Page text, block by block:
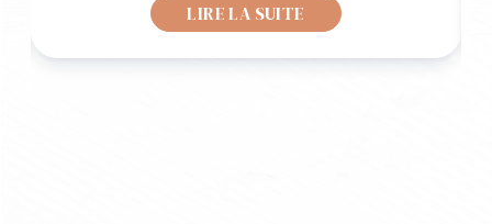
69.00
CHF
LIRE LA SUITE